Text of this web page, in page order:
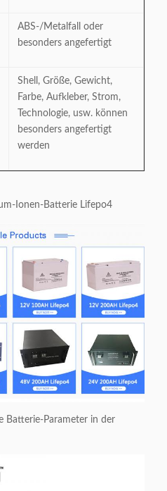
ABS-/Metalfall oder
besonders angefertigt
Shell, Größe, Gewicht,
Farbe, Aufkleber, Strom,
Technologie, usw. können
besonders angefertigt
werden
Ionen-Batterie Lifepo4
Batterie-Parameter in der